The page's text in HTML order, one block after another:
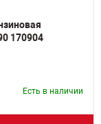
170904
Есть в наличии